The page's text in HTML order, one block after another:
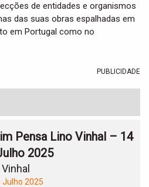
de entidades e organismos
das suas obras espalhadas em
em Portugal como no
PUBLICIDADE
Pensa Lino Vinhal – 14
2025
Julho 2025